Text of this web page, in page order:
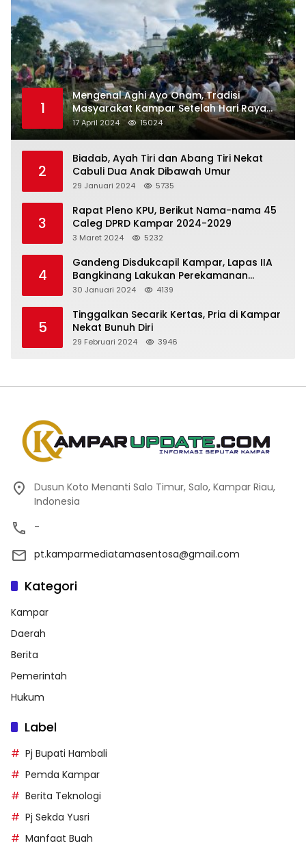
1
Mengenal Aghi Ayo Onam, Tradisi
Masyarakat Kampar Setelah Hari Raya
Idul Fitri
17 April 2024 15024
2
Biadab, Ayah Tiri dan Abang Tiri Nekat
Cabuli Dua Anak Dibawah Umur
29 Januari 2024 5735
3
Rapat Pleno KPU, Berikut Nama-nama 45
3 Maret 2024 5232
4
Gandeng Disdukcapil Kampar, Lapas IIA
Bangkinang Lakukan Perekamanan
Kependudukan WBP
30 Januari 2024 4139
5
Tinggalkan Secarik Kertas, Pria di Kampar
Nekat Bunuh Diri
29 Februari 2024 3946
Dusun Koto Menanti Salo Timur, Salo, Kampar Riau,
Indonesia
-
pt.kamparmediatamasentosa@gmail.com
Kategori
Kampar
Daerah
Berita
Pemerintah
Hukum
Label
Pj Bupati Hambali
Pemda Kampar
Berita Teknologi
Pj Sekda Yusri
Manfaat Buah